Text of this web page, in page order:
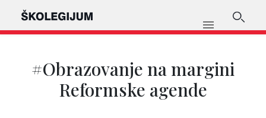
#Obrazovanje na margini
Reformske agende